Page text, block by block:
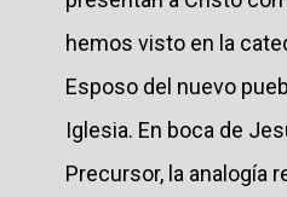
hemos visto en la
Esposo del nuevo
Iglesia. En boca de
Precursor, la analogía